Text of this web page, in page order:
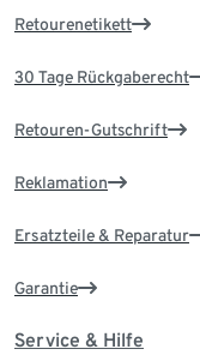
Retourenetikett
30 Tage Rückgaberecht
Retouren-Gutschrift
Reklamation
Ersatzteile & Reparatur
Garantie
Service & Hilfe